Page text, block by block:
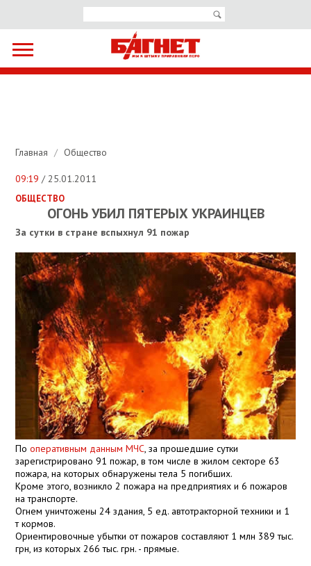
Главная / Общество
09:19 / 25.01.2011
ОБЩЕСТВО
ОГОНЬ УБИЛ ПЯТЕРЫХ УКРАИНЦЕВ
За сутки в стране вспыхнул 91 пожар
Пооперативным данным МЧС, за прошедшие сутки
зарегистрировано 91 пожар, в том числе в жилом секторе 63
пожара, на которых обнаружены тела 5 погибших.
Кроме этого, возникло 2 пожара на предприятиях и 6 пожаров
на транспорте.
Огнем уничтожены 24 здания, 5 ед. автотракторной техники и 1
т кормов.
Ориентировочные убытки от пожаров составляют 1 млн 389 тыс.
грн, из которых 266 тыс. грн. - прямые.